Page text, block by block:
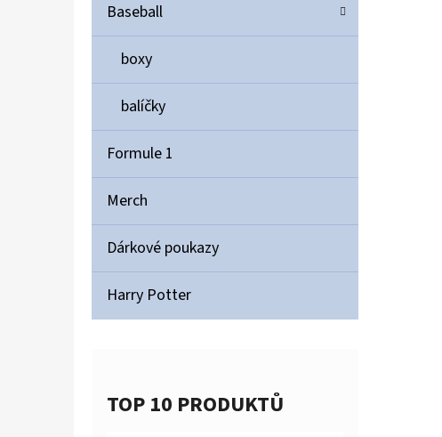
Baseball
boxy
balíčky
Formule 1
Merch
Dárkové poukazy
Harry Potter
TOP 10 PRODUKTŮ